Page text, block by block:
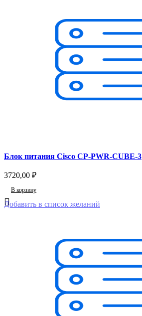
Блок питания Cisco CP-PWR-CUBE-3
3720,00 ₽
В корзину
Добавить в список желаний